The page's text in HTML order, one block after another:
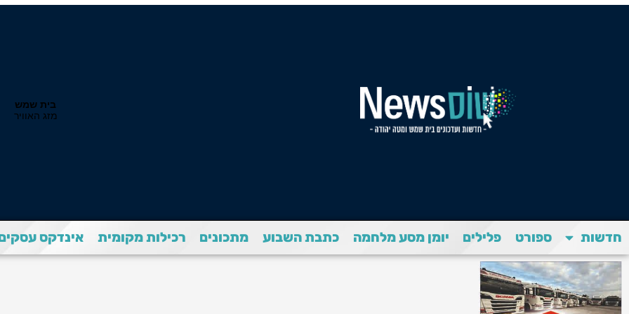
חדשות ספורט פלילים יומן מסע מלחמה כתבת השבוע מתכונים רכילות מקומית אינדקס